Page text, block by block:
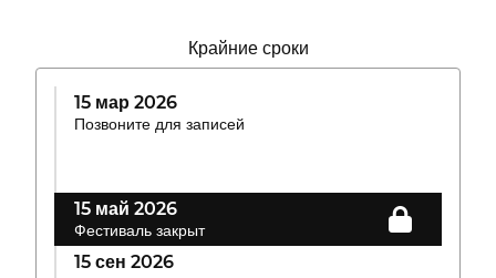
Крайние сроки
15 мар 2026
Позвоните для записей
15 май 2026
Фестиваль закрыт
15 сен 2026